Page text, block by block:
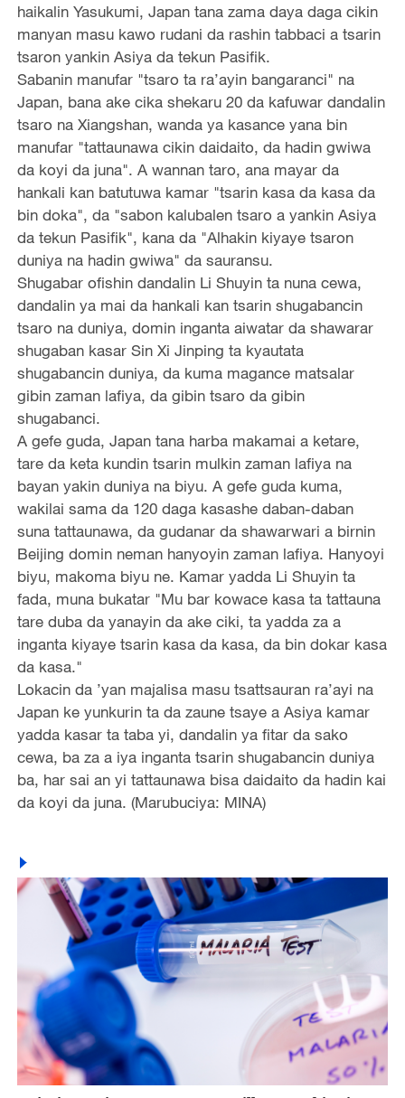
haikalin Yasukumi, Japan tana zama daya daga cikin
manyan masu kawo rudani da rashin tabbaci a tsarin
tsaron yankin Asiya da tekun Pasifik.
Sabanin manufar "tsaro ta ra’ayin bangaranci" na
Japan, bana ake cika shekaru 20 da kafuwar dandalin
tsaro na Xiangshan, wanda ya kasance yana bin
manufar "tattaunawa cikin daidaito, da hadin gwiwa
da koyi da juna". A wannan taro, ana mayar da
hankali kan batutuwa kamar "tsarin kasa da kasa da
bin doka", da "sabon kalubalen tsaro a yankin Asiya
da tekun Pasifik", kana da "Alhakin kiyaye tsaron
duniya na hadin gwiwa" da sauransu.
Shugabar ofishin dandalin Li Shuyin ta nuna cewa,
dandalin ya mai da hankali kan tsarin shugabancin
tsaro na duniya, domin inganta aiwatar da shawarar
shugaban kasar Sin Xi Jinping ta kyautata
shugabancin duniya, da kuma magance matsalar
gibin zaman lafiya, da gibin tsaro da gibin
shugabanci.
A gefe guda, Japan tana harba makamai a ketare,
tare da keta kundin tsarin mulkin zaman lafiya na
bayan yakin duniya na biyu. A gefe guda kuma,
wakilai sama da 120 daga kasashe daban-daban
suna tattaunawa, da gudanar da shawarwari a birnin
Beijing domin neman hanyoyin zaman lafiya. Hanyoyi
biyu, makoma biyu ne. Kamar yadda Li Shuyin ta
fada, muna bukatar "Mu bar kowace kasa ta tattauna
tare duba da yanayin da ake ciki, ta yadda za a
inganta kiyaye tsarin kasa da kasa, da bin dokar kasa
da kasa."
Lokacin da ’yan majalisa masu tsattsauran ra’ayi na
Japan ke yunkurin ta da zaune tsaye a Asiya kamar
yadda kasar ta taba yi, dandalin ya fitar da sako
cewa, ba za a iya inganta tsarin shugabancin duniya
ba, har sai an yi tattaunawa bisa daidaito da hadin kai
da koyi da juna. (Marubuciya: MINA)